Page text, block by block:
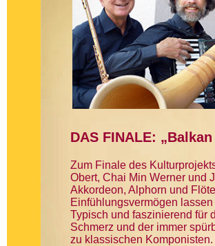
DAS FINALE:
Zum Finale des
Obert, Chai Min Werner und
Akkordeon, Alphorn und
Einfühlungsvermögen
Typisch und faszinierend für
Schmerz und der immer
zu klassischen Komponisten.